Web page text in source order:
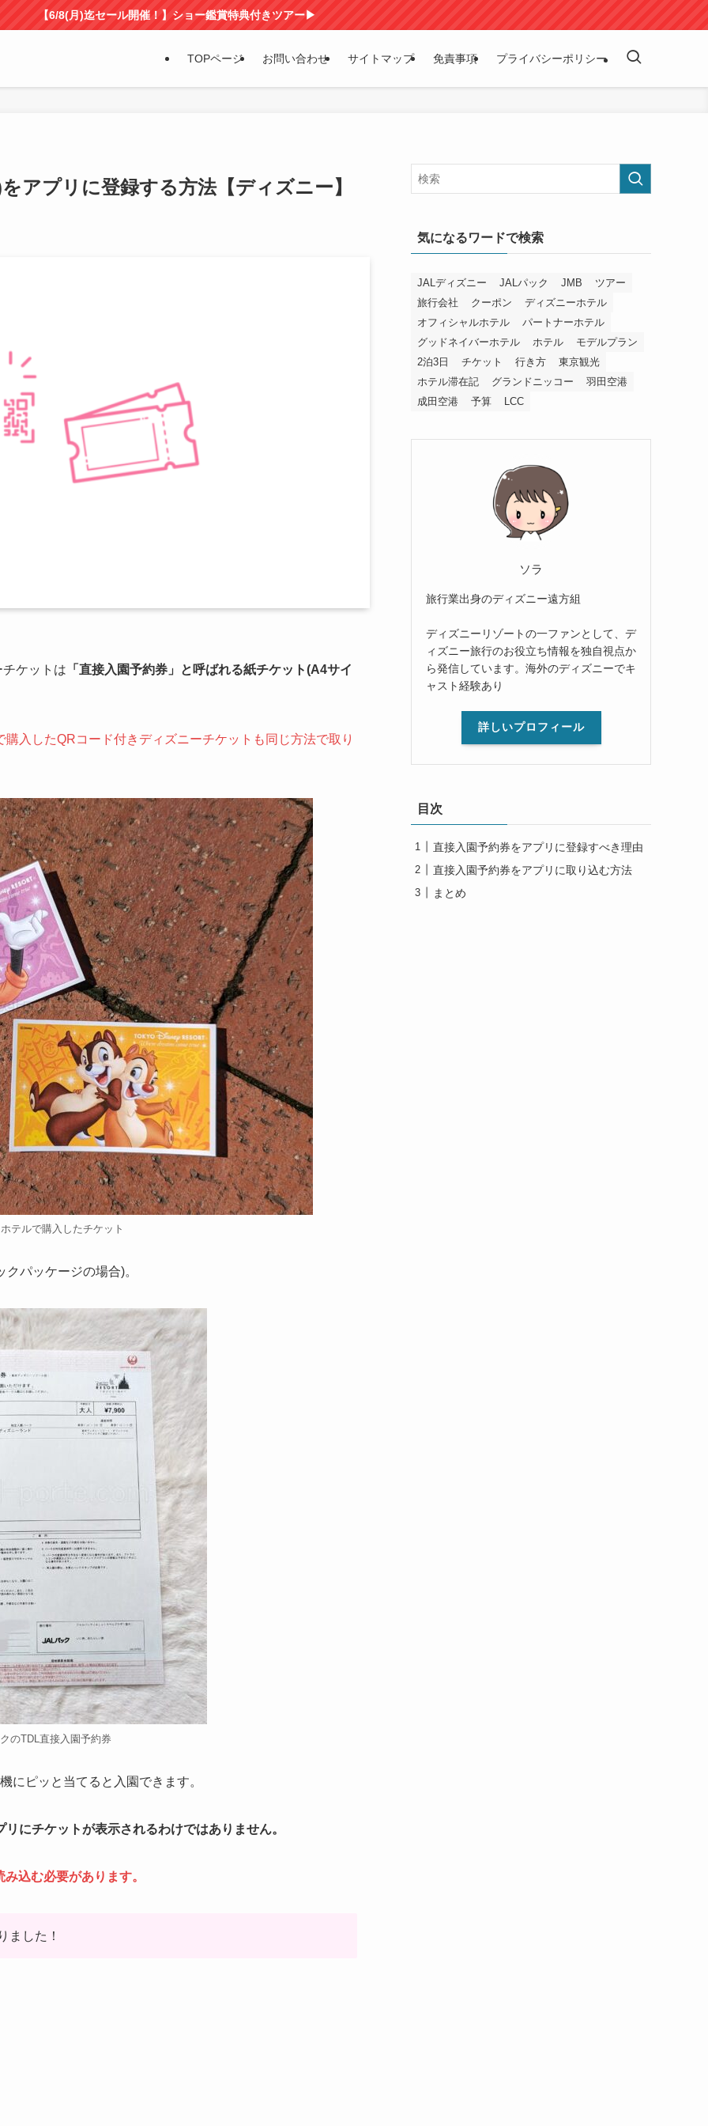
【6/8(月)迄セール開催！】ショー鑑賞特典付きツアー▶
TOPページ お問い合わせ サイトマップ 免責事項 プライバシーポリシー
アプリに登録する方法【ディズニー】
ケットは 「直接入園予約券」と呼ばれる紙チケット(A4サイ
入したQRコード付きディズニーチケットも同じ方法で取り
テルで購入したチケット
パッケージの場合)。
のTDL直接入園予約券
にピッと当てると入園できます。
にチケットが表示されるわけではありません。
込む必要があります。
ました！
気になるワードで検索
JALディズニー JALパック JMB
ツアー
旅行会社
クーポン
ディズニーホテル
オフィシャルホテル
パートナーホテル
グッドネイバーホテル
ホテル
モデルプラン
2泊3日
チケット 行き方
東京観光
ホテル滞在記
グランドニッコー
羽田空港
成田空港
予算 LCC
ソラ
旅行業出身のディズニー遠方組
ディズニーリゾートの一ファンとして、デ
ィズニー旅行のお役立ち情報を独自視点か
ら発信しています。海外のディズニーでキ
ャスト経験あり
詳しいプロフィール
目次
直接入園予約券をアプリに登録すべき理由
直接入園予約券をアプリに取り込む方法
まとめ